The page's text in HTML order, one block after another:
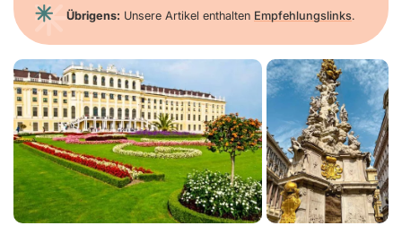
Übrigens: Unsere Artikel enthalten Empfehlungslinks.